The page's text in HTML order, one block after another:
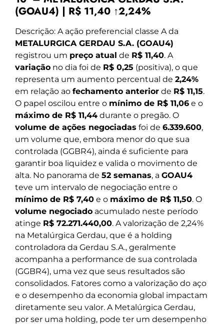
(GOAU4) | R$ 11,40 ↑2,24%
Descrição: A ação preferencial classe A da
METALURGICA GERDAU S.A. (GOAU4)
registrou um preço atual de R$ 11,40. A
variação no dia foi de R$ 0,25 (positiva), o que
representa um aumento percentual de 2,24%
em relação ao fechamento anterior de R$ 11,15.
O papel oscilou entre o mínimo de R$ 11,06 e o
máximo de R$ 11,44 durante o pregão. O
volume de ações negociadas foi de 6.339.600,
um volume que, embora menor do que sua
controlada (GGBR4), ainda é suficiente para
garantir boa liquidez e valida o movimento de
alta. No panorama de 52 semanas, a GOAU4
teve um intervalo de negociação entre o
mínimo de R$ 7,40 e o máximo de R$ 11,50. O
volume negociado acumulado neste período
atinge R$ 72.271.440,00. A valorização de 2,24%
na Metalúrgica Gerdau, que é a holding
controladora da Gerdau S.A., geralmente
acompanha a performance de sua controlada
(GGBR4), uma vez que seus resultados são
consolidados. Fatores como a valorização do aço
e o desempenho da economia global impactam
diretamente seu valor. A Metalúrgica Gerdau,
por ser uma holding, pode ter um desempenho